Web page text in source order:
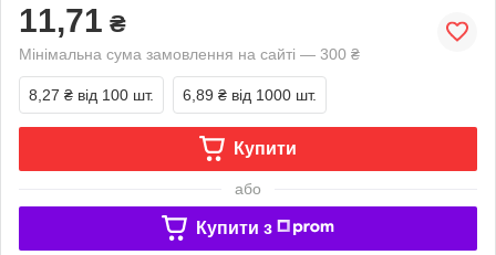
11,71 ₴
Мінімальна сума замовлення на сайті — 300 ₴
8,27 ₴ від 100 шт. 6,89 ₴ від 1000 шт.
Купити
або
Купити з